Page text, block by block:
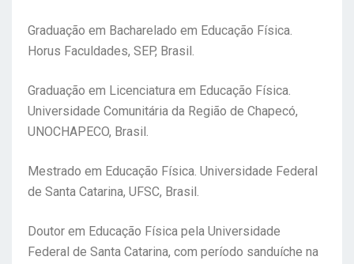
Graduação em Bacharelado em Educação Física.
Horus Faculdades, SEP, Brasil.
Graduação em Licenciatura em Educação Física.
Universidade Comunitária da Região de Chapecó,
UNOCHAPECO, Brasil.
Mestrado em Educação Física. Universidade Federal
de Santa Catarina, UFSC, Brasil.
Doutor em Educação Física pela Universidade
Federal de Santa Catarina, com período sanduíche na